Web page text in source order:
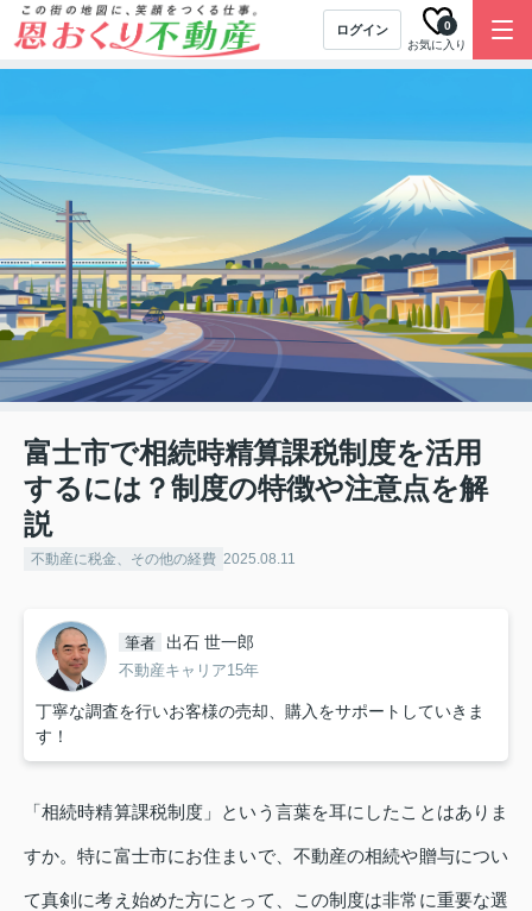
ログイン
お気に入り
0
富士市で相続時精算課税制度を活用
するには？制度の特徴や注意点を解
説
不動産に税金、その他の経費 2025.08.11
筆者 出石 世一郎
不動産キャリア15年
丁寧な調査を行いお客様の売却、購入をサポートしていきま
す！
「相続時精算課税制度」という言葉を耳にしたことはありま
すか。特に富士市にお住まいで、不動産の相続や贈与につい
て真剣に考え始めた方にとって、この制度は非常に重要な選